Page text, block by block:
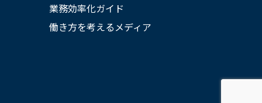
業務効率化ガイド
働き方を考えるメディア